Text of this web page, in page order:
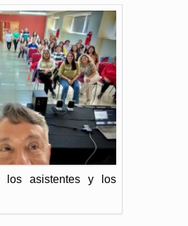
los asistentes y los